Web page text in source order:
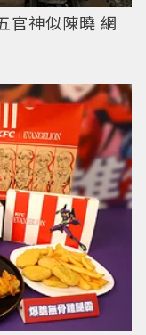
官神似陳曉 網